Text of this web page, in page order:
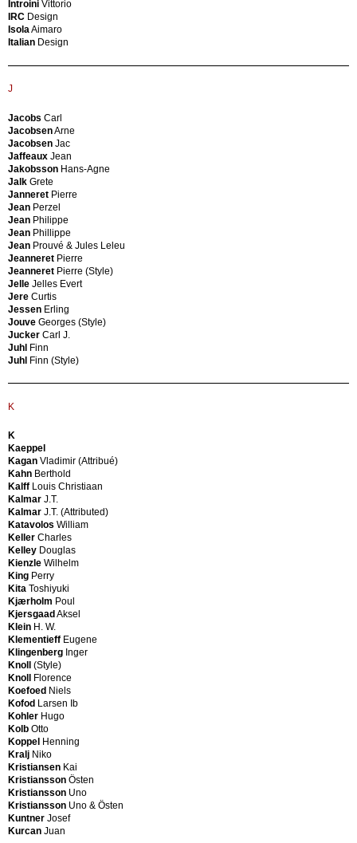
Cormio
Giuseppe
Corsini
Costantino
Associati
Crespi
Gabriella
Cristiani
Mario
Cuniberti
Pirro
Curtis
Jere
Cutini
Rinaldo
D
D'Urbino
D’Alì
Gabriele
Dal
Daumiller
Rainer
Day
Robin
De
Carli
Carlo
De
Carli
Carlo
(attribué
à)
De
Carli
Carlo
(Style)
De
Lucchi
Michele
De
Marco
De
Martini
Piero
De
Pas
De
Poli
Paolo
De
Poli
Møbler
Fasem
Fassari
Bruno
Fehlbaum
Italia
Fiarm
Figli
Amedeo
Cassina
Flos
Flou
Fodder
Cabinet
Maker
Fog
&
Morup
Fog
&
Morup
Royal
Copenhagen
Fonderia
Figline
(Attributed)
Fontana
Arte
(Style)
Forma-
Luce
Formanova
Fornasetti
Fornasetti
Milano
Framar
France
France
&
Son
Francesconi
Fratelli
Arnaboldi
Fratelli
Brambilla
Fratelli
Longhi
Fratelli
Marchi
Fratelli
Marelli
Fratelli
Proserpio
Arredi
Fratelli
Reguitti
Introini Vittorio
IRC Design
IsolaAimaro
Italian Design
J
Jacobs Carl
JacobsenArne
Jacobsen Jac
Jaffeaux Jean
Jakobsson Hans-Agne
Jalk Grete
Janneret Pierre
Jean Perzel
Jean Philippe
Jean Phillippe
Jean Prouvé & Jules Leleu
Jeanneret Pierre
Jeanneret Pierre (Style)
Jelle Jelles Evert
Jere Curtis
Jessen Erling
Jouve Georges (Style)
Jucker Carl J.
Juhl Finn
Juhl Finn (Style)
K
K
Kaeppel
Kagan Vladimir (Attribué)
Kahn Berthold
Kalff Louis Christiaan
Kalmar J.T.
Kalmar J.T. (Attributed)
Katavolos William
Keller Charles
Kelley Douglas
Kienzle Wilhelm
King Perry
Kita Toshiyuki
Kjærholm Poul
Kjersgaad Aksel
Klein H. W.
Klementieff Eugene
Klingenberg Inger
Knoll
(Style)
Knoll
Florence
Koefoed Niels
Kofod Larsen Ib
Kohler Hugo
Kolb Otto
Koppel Henning
Kralj Niko
Kristiansen Kai
Kristiansson Östen
Kristiansson Uno
Kristiansson Uno & Östen
Kuntner Josef
Kurcan Juan